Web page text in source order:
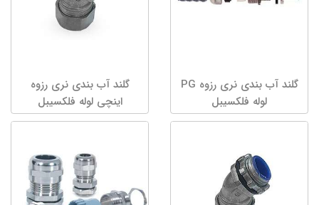
گلند آب بندی نری رزوه PG
لوله فلکسیبل
گلند آب بندی نری رزوه
اینچی لوله فلکسیبل